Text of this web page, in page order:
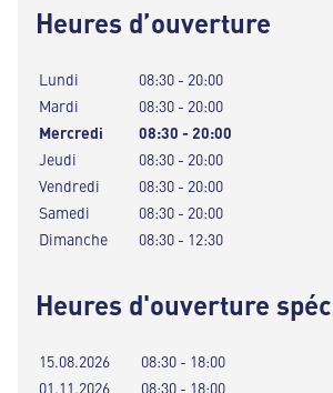
Heures d’ouverture
Lundi
08:30 - 20:00
Mardi
08:30 - 20:00
Mercredi
08:30 - 20:00
Jeudi
08:30 - 20:00
Vendredi
08:30 - 20:00
Samedi
08:30 - 20:00
Dimanche
08:30 - 12:30
Heures d'ouverture
15.08.2026
08:30 - 18:00
01.11.2026
08:30 - 18:00